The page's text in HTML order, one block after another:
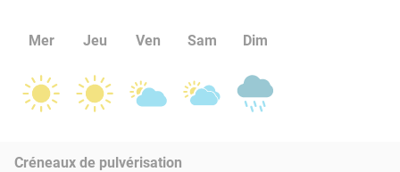
Mer Jeu Ven Sam Dim
Créneaux de pulvérisation